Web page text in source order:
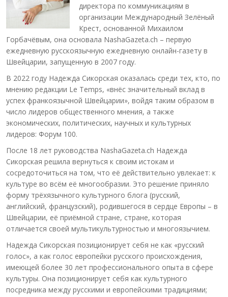
директора по коммуникациям в
организации Международный Зелёный
Крест, основанной Михаилом
Горбачёвым, она основала NashaGazeta.ch – первую
ежедневную русскоязычную ежедневную онлайн-газету в
Швейцарии, запущенную в 2007 году.
В 2022 году Надежда Сикорская оказалась среди тех, кто, по
мнению редакции Le Temps, «внёс значительный вклад в
успех франкоязычной Швейцарии», войдя таким образом в
число лидеров общественного мнения, а также
экономических, политических, научных и культурных
лидеров: Форум 100.
После 18 лет руководства NashaGazeta.ch Надежда
Сикорская решила вернуться к своим истокам и
сосредоточиться на том, что её действительно увлекает: к
культуре во всём её многообразии. Это решение приняло
форму трёхязычного культурного блога (русский,
английский, французский), родившегося в сердце Европы – в
Швейцарии, её приёмной стране, стране, которая
отличается своей мультикультурностью и многоязычием.
Надежда Сикорская позиционирует себя не как «русский
голос», а как голос европейки русского происхождения,
имеющей более 30 лет профессионального опыта в сфере
культуры. Она позиционирует себя как культурного
посредника между русскими и европейскими традициями;